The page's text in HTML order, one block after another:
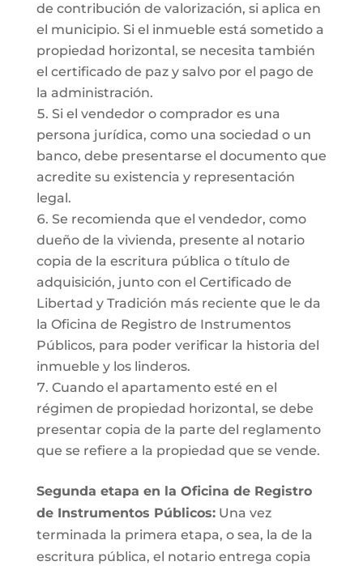
de contribución de valorización, si aplica en
el municipio. Si el inmueble está sometido a
propiedad horizontal, se necesita también
el certificado de paz y salvo por el pago de
la administración.
Si el vendedor o comprador es una
persona jurídica, como una sociedad o un
banco, debe presentarse el documento que
acredite su existencia y representación
legal.
Se recomienda que el vendedor, como
dueño de la vivienda, presente al notario
copia de la escritura pública o título de
adquisición, junto con el Certificado de
Libertad y Tradición más reciente que le da
la Oficina de Registro de Instrumentos
Públicos, para poder verificar la historia del
inmueble y los linderos.
Cuando el apartamento esté en el
régimen de propiedad horizontal, se debe
presentar copia de la parte del reglamento
que se refiere a la propiedad que se vende.
Segunda etapa en la Oficina de Registro
de Instrumentos Públicos:Una vez
terminada la primera etapa, o sea, la de la
escritura pública, el notario entrega copia